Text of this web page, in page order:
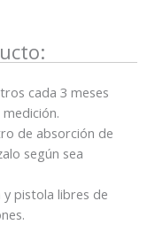
cada 3 meses
de absorción de
según sea
pistola libres de